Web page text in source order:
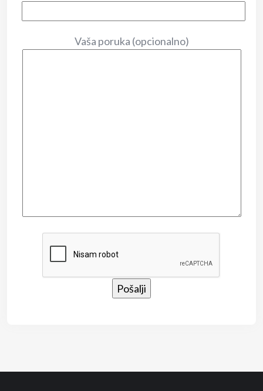
Vaša poruka (opcionalno)